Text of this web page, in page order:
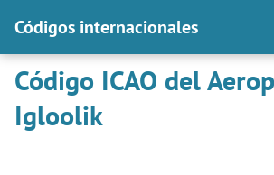
Códigos internacionales
Código ICAO del
Igloolik